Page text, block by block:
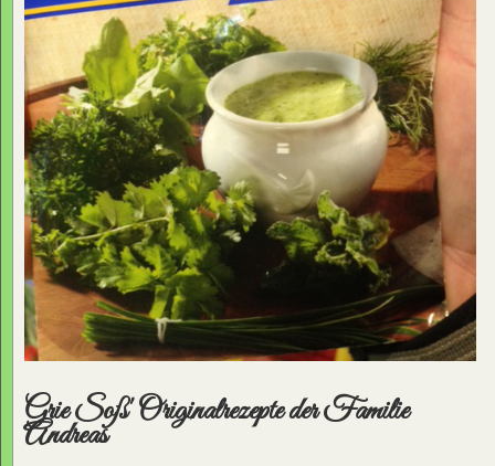
Grie Soß' Originalrezepte der Familie
Andreas